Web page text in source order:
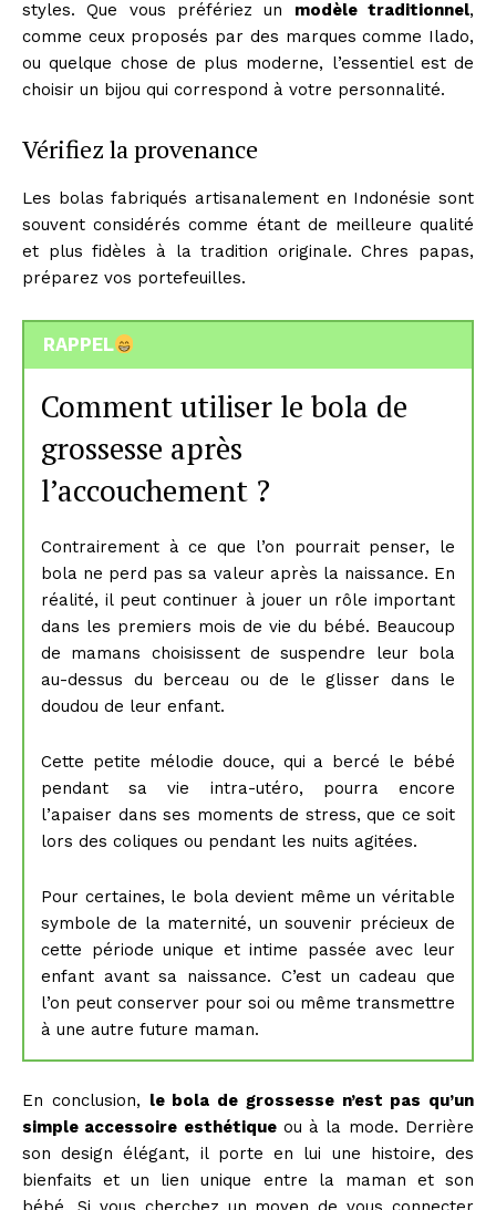
styles. Que vous préfériez un modèle traditionnel,
comme ceux proposés par des marques comme Ilado,
ou quelque chose de plus moderne, l’essentiel est de
choisir un bijou qui correspond à votre personnalité.
Vérifiez la provenance
Les bolas fabriqués artisanalement en Indonésie sont
souvent considérés comme étant de meilleure qualité
et plus fidèles à la tradition originale. Chres papas,
préparez vos portefeuilles.
RAPPEL
Comment utiliser le bola de
grossesse après
l’accouchement ?
Contrairement à ce que l’on pourrait penser, le
bola ne perd pas sa valeur après la naissance. En
réalité, il peut continuer à jouer un rôle important
dans les premiers mois de vie du bébé. Beaucoup
de mamans choisissent de suspendre leur bola
au-dessus du berceau ou de le glisser dans le
doudou de leur enfant.
Cette petite mélodie douce, qui a bercé le bébé
pendant sa vie intra-utéro, pourra encore
l’apaiser dans ses moments de stress, que ce soit
lors des coliques ou pendant les nuits agitées.
Pour certaines, le bola devient même un véritable
symbole de la maternité, un souvenir précieux de
cette période unique et intime passée avec leur
enfant avant sa naissance. C’est un cadeau que
l’on peut conserver pour soi ou même transmettre
à une autre future maman.
En conclusion, le bola de grossesse n’est pas qu’un
simple accessoire esthétiqueou à la mode. Derrière
son design élégant, il porte en lui une histoire, des
bienfaits et un lien unique entre la maman et son